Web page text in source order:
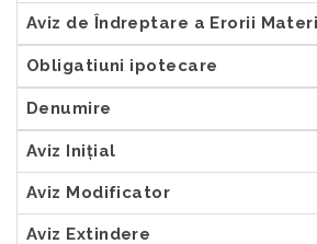
Aviz de Îndreptare a Erorii
Obligatiuni ipotecare
Denumire
Aviz Inițial
Aviz Modificator
Aviz Extindere